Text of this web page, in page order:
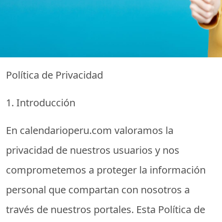
Política de Privacidad
1. Introducción
En calendarioperu.com valoramos la
privacidad de nuestros usuarios y nos
comprometemos a proteger la información
personal que compartan con nosotros a
través de nuestros portales. Esta Política de